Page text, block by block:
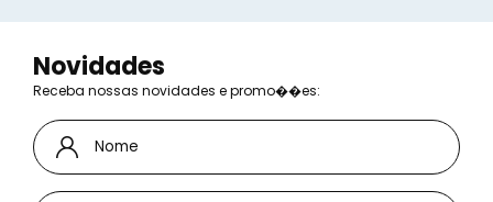
Novidades
Receba nossas novidades e promo��es: